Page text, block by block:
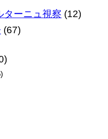
ターニュ視察 (12)
(67)